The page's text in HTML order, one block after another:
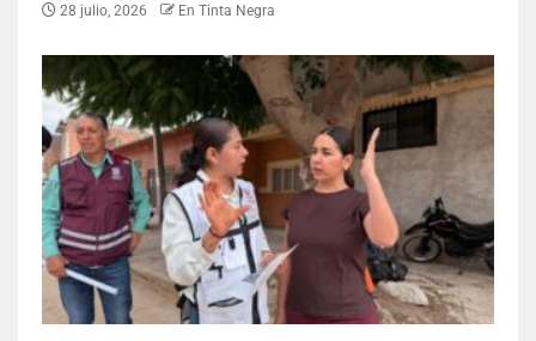
28 julio, 2026 En Tinta Negra